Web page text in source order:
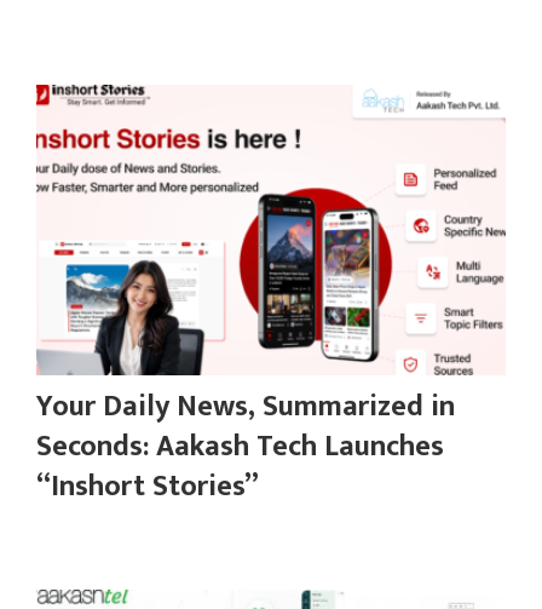
Your Daily News, Summarized in
Seconds: Aakash Tech Launches
“Inshort Stories”